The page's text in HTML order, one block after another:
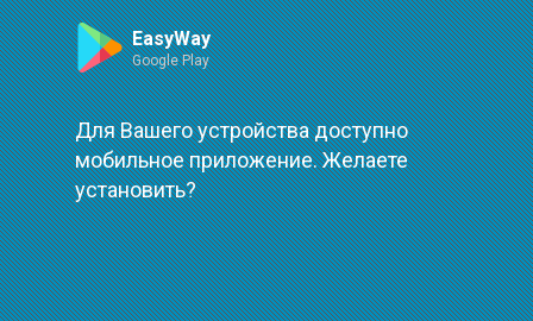
EasyWay
Google Play
Для Вашего устройства доступно
мобильное приложение. Желаете
установить?